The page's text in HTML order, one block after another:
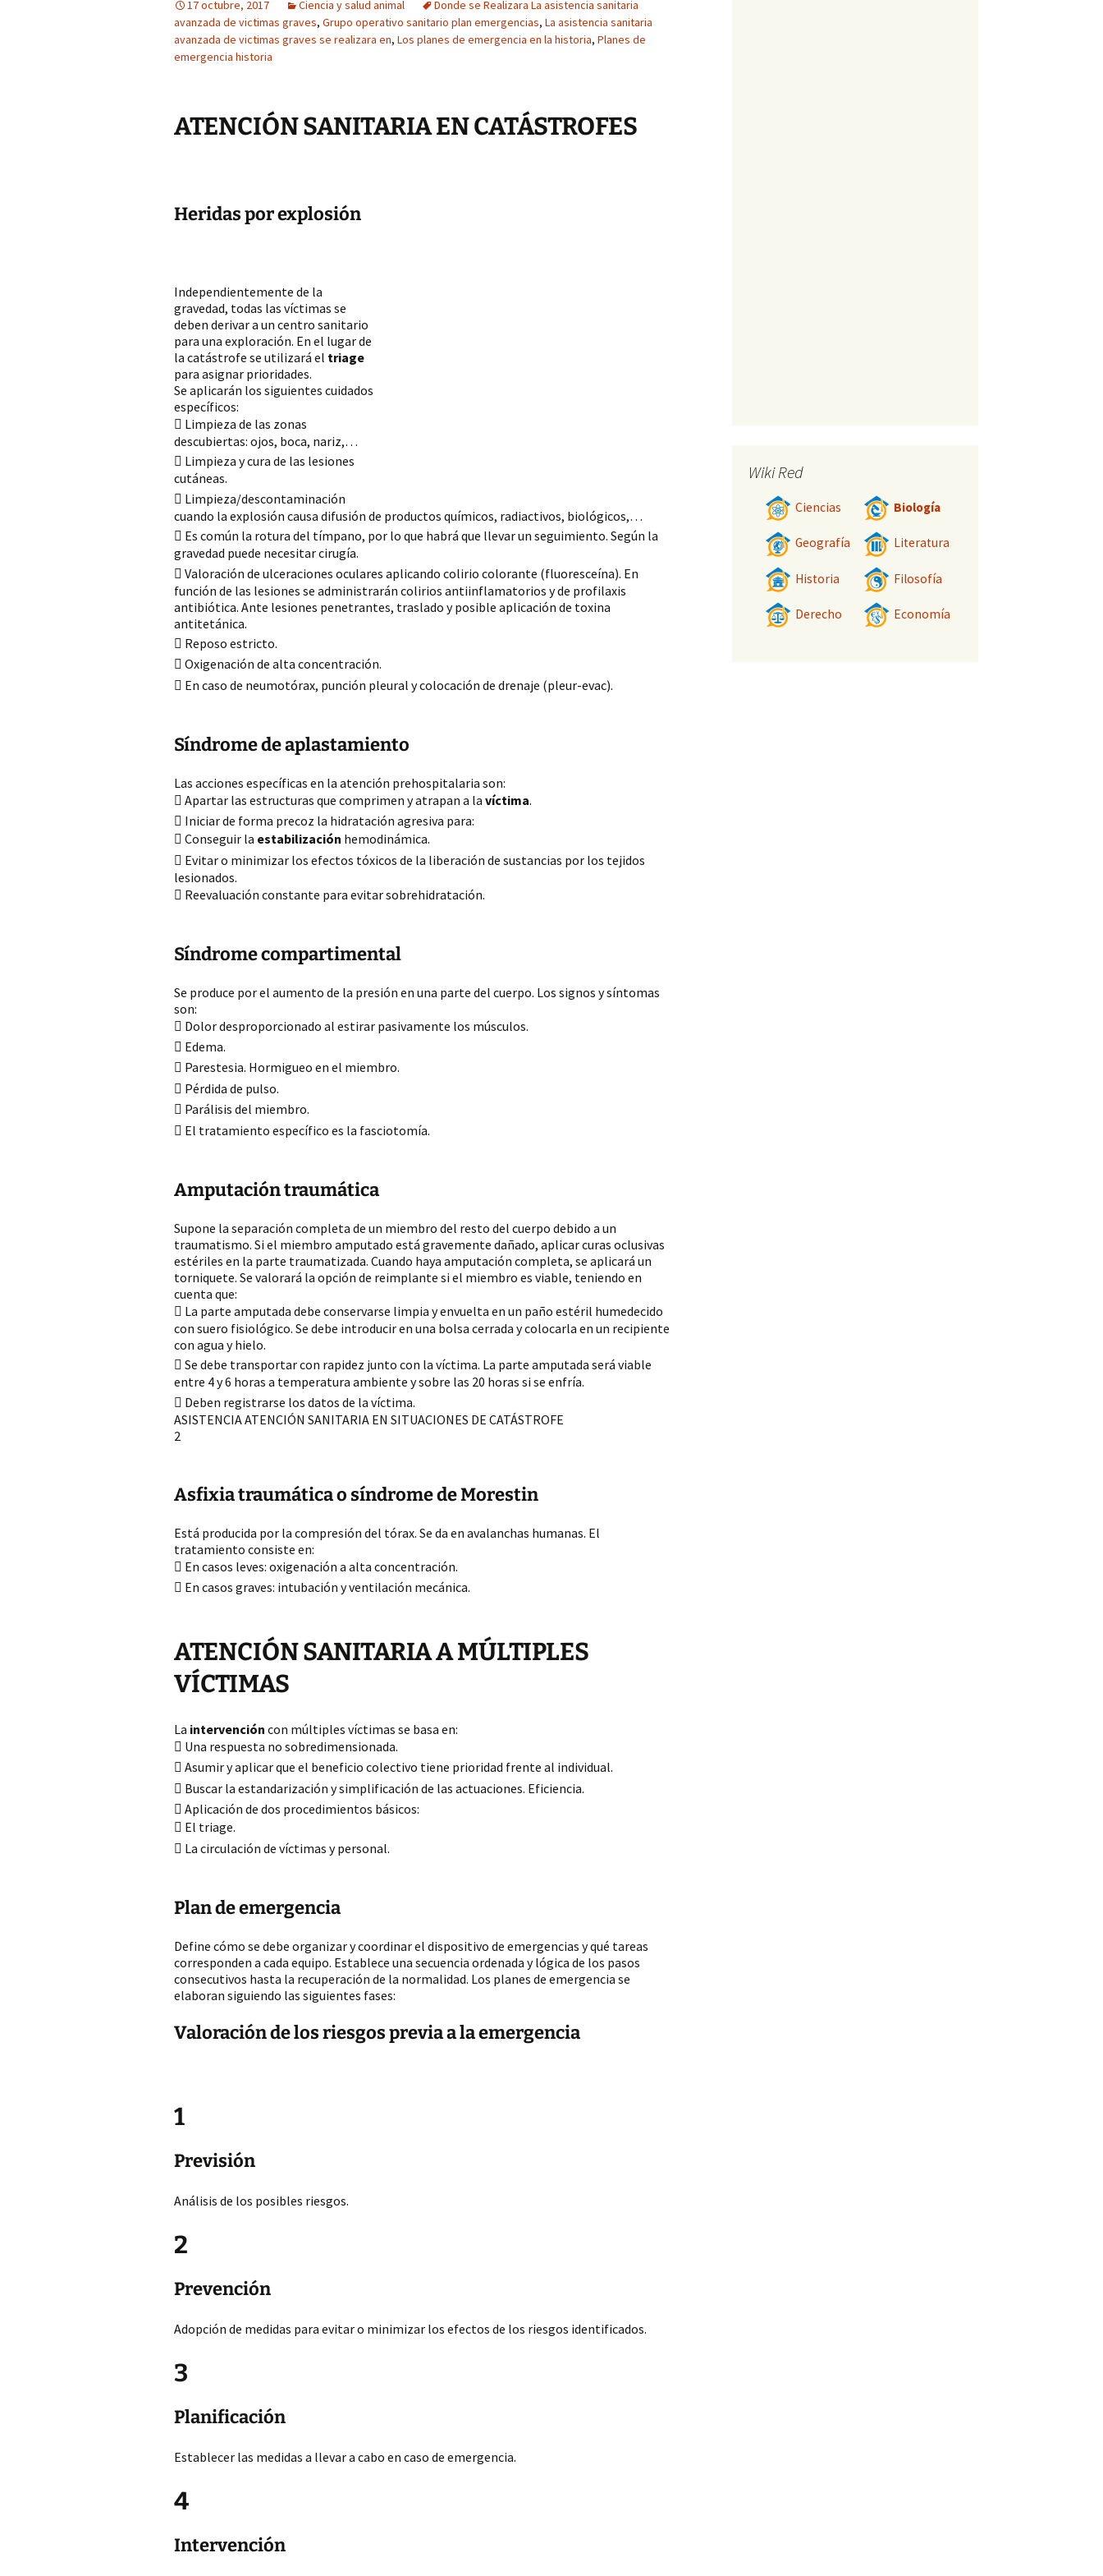
17 octubre, 2017 Ciencia y salud animal
Donde se Realizara La asistencia sanitaria
avanzada de victimas graves, Grupo operativo sanitario plan emergencias, La asistencia sanitaria
avanzada de victimas graves se realizara en, Los planes de emergencia en la historia, Planes de
emergencia historia
ATENCIÓN SANITARIA EN CATÁSTROFES
Heridas por explosión
Independientemente de la
gravedad, todas las víctimas se
deben derivar a un centro sanitario
para una exploración. En el lugar de
la catástrofe se utilizará el triage
para asignar prioridades.
Se aplicarán los siguientes cuidados
específicos:
 Limpieza de las zonas
descubiertas: ojos, boca, nariz,…
 Limpieza y cura de las lesiones
cutáneas.
 Limpieza/descontaminación
cuando la explosión causa difusión de productos químicos, radiactivos, biológicos,…
 Es común la rotura del tímpano, por lo que habrá que llevar un seguimiento. Según la
gravedad puede necesitar cirugía.
 Valoración de ulceraciones oculares aplicando colirio colorante (fluoresceína). En
función de las lesiones se administrarán colirios antiinflamatorios y de profilaxis
antibiótica. Ante lesiones penetrantes, traslado y posible aplicación de toxina
antitetánica.
 Reposo estricto.
 Oxigenación de alta concentración.
 En caso de neumotórax, punción pleural y colocación de drenaje (pleur-evac).
Síndrome de aplastamiento
Las acciones específicas en la atención prehospitalaria son:
 Apartar las estructuras que comprimen y atrapan a la víctima.
 Iniciar de forma precoz la hidratación agresiva para:
 Conseguir la estabilización hemodinámica.
 Evitar o minimizar los efectos tóxicos de la liberación de sustancias por los tejidos
lesionados.
 Reevaluación constante para evitar sobrehidratación.
Síndrome compartimental
Se produce por el aumento de la presión en una parte del cuerpo. Los signos y síntomas
son:
 Dolor desproporcionado al estirar pasivamente los músculos.
 Edema.
 Parestesia. Hormigueo en el miembro.
 Pérdida de pulso.
 Parálisis del miembro.
 El tratamiento específico es la fasciotomía.
Amputación traumática
Supone la separación completa de un miembro del resto del cuerpo debido a un
traumatismo. Si el miembro amputado está gravemente dañado, aplicar curas oclusivas
estériles en la parte traumatizada. Cuando haya amputación completa, se aplicará un
torniquete. Se valorará la opción de reimplante si el miembro es viable, teniendo en
cuenta que:
 La parte amputada debe conservarse limpia y envuelta en un paño estéril humedecido
con suero fisiológico. Se debe introducir en una bolsa cerrada y colocarla en un recipiente
con agua y hielo.
 Se debe transportar con rapidez junto con la víctima. La parte amputada será viable
entre 4 y 6 horas a temperatura ambiente y sobre las 20 horas si se enfría.
 Deben registrarse los datos de la víctima.
ASISTENCIA ATENCIÓN SANITARIA EN SITUACIONES DE CATÁSTROFE
2
Asfixia traumática o síndrome de Morestin
Está producida por la compresión del tórax. Se da en avalanchas humanas. El
tratamiento consiste en:
 En casos leves: oxigenación a alta concentración.
 En casos graves: intubación y ventilación mecánica.
ATENCIÓN SANITARIA A MÚLTIPLES
VÍCTIMAS
La intervención con múltiples víctimas se basa en:
 Una respuesta no sobredimensionada.
 Asumir y aplicar que el beneficio colectivo tiene prioridad frente al individual.
 Buscar la estandarización y simplificación de las actuaciones. Eficiencia.
 Aplicación de dos procedimientos básicos:
 El triage.
 La circulación de víctimas y personal.
Plan de emergencia
Define cómo se debe organizar y coordinar el dispositivo de emergencias y qué tareas
corresponden a cada equipo. Establece una secuencia ordenada y lógica de los pasos
consecutivos hasta la recuperación de la normalidad. Los planes de emergencia se
elaboran siguiendo las siguientes fases:
Valoración de los riesgos previa a la emergencia
1
Previsión
Análisis de los posibles riesgos.
2
Prevención
Adopción de medidas para evitar o minimizar los efectos de los riesgos identificados.
3
Planificación
Establecer las medidas a llevar a cabo en caso de emergencia.
4
Intervención
Wiki Red
Ciencias Biología
Geografía Literatura
Historia Filosofía
Derecho Economía